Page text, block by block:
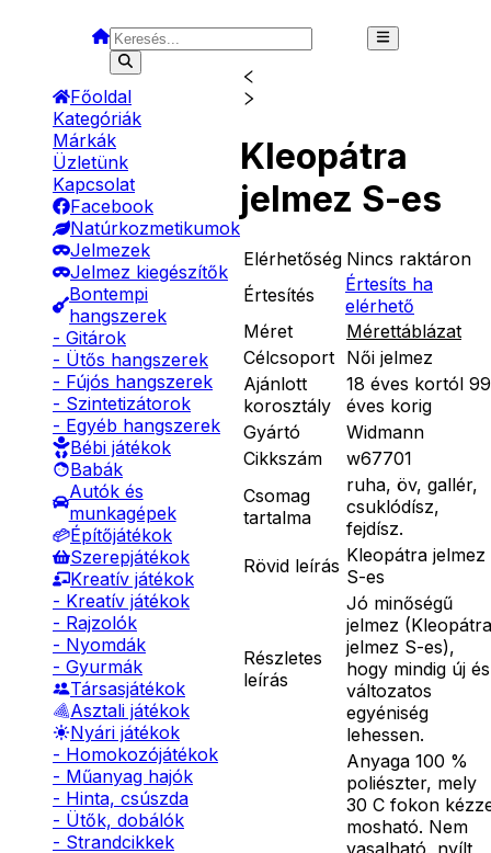
Főoldal
Kategóriák
Márkák
Üzletünk
Kapcsolat
Facebook
Natúrkozmetikumok
Jelmezek
Jelmez kiegészítők
Bontempi
hangszerek
- Gitárok
- Ütős hangszerek
- Fújós hangszerek
- Szintetizátorok
- Egyéb hangszerek
Bébi játékok
Babák
Autók és
munkagépek
Építőjátékok
Szerepjátékok
Kreatív játékok
- Kreatív játékok
- Rajzolók
- Nyomdák
- Gyurmák
Társasjátékok
Asztali játékok
Nyári játékok
- Homokozójátékok
- Műanyag hajók
- Hinta, csúszda
- Ütők, dobálók
- Strandcikkek
Kleopátra
jelmez S-es
Elérhetőség Nincs raktáron
Értesítés
Értesíts ha
elérhető
Méret
Mérettáblázat
Célcsoport Női jelmez
Ajánlott
korosztály
18 éves kortól 99
éves korig
Gyártó
Widmann
Cikkszám
w67701
Csomag
tartalma
ruha, öv, gallér,
csuklódísz,
fejdísz.
Rövid leírás Kleopátra jelmez
S-es
Részletes
leírás
Jó minőségű
jelmez (Kleopátra
jelmez S-es),
hogy mindig új és
változatos
egyéniség
lehessen.
Anyaga 100 %
poliészter, mely
30 C fokon
mosható. Nem
vasalható, nyílt